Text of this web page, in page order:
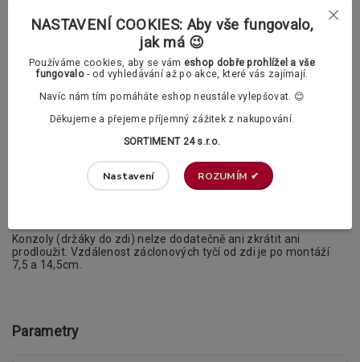
V příslušenství si v případě potřeby můžete dokoupit také PVC
háčky.
Záclonové kroužky s žabkami dle vašeho
výběru:
Polstrované záclonové kroužky (tichý chod)
Konzoly (držáky do zdi) nelze dodatečně ani zkrátit ani
prodloužit. Vzdálenost záclonových tyčí od zdi je po montáží
7,5 a 14,5cm.
Parametry
NASTAVENÍ COOKIES: Aby vše fungovalo,
jak má 😉
Používáme cookies, aby se vám eshop dobře prohlížel a vše
fungovalo- od vyhledávání až po akce, které vás zajímají.
Navíc nám tím pomáháte eshop neustále vylepšovat. 😊
Děkujeme a přejeme příjemný zážitek z nakupování.
SORTIMENT 24 s.r.o.
Nastavení ROZUMÍM ✔